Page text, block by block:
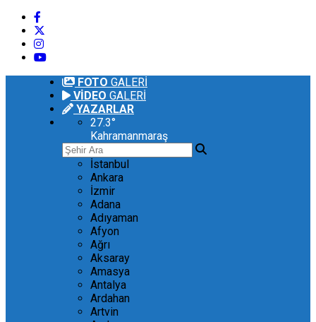
FOTO GALERİ
VİDEO GALERİ
YAZARLAR
27.3°
Kahramanmaraş
İstanbul
Ankara
İzmir
Adana
Adıyaman
Afyon
Ağrı
Aksaray
Amasya
Antalya
Ardahan
Artvin